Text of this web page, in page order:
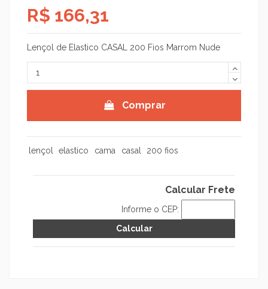
R$ 166,31
Lençol de Elastico CASAL 200 Fios Marrom Nude
Comprar
lençol elastico cama casal 200 fios
Calcular Frete
Informe o CEP: